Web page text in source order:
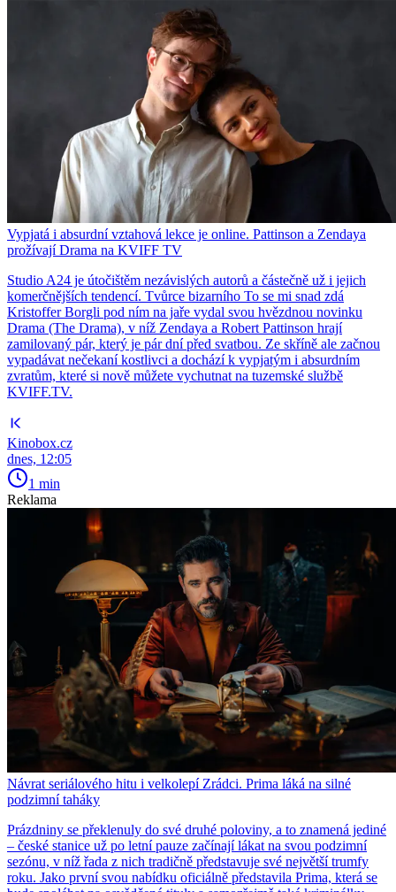
Vypjatá i absurdní vztahová lekce je online. Pattinson a Zendaya
prožívají Drama na KVIFF TV
Studio A24 je útočištěm nezávislých autorů a částečně už i jejich
komerčnějších tendencí. Tvůrce bizarního To se mi snad zdá
Kristoffer Borgli pod ním na jaře vydal svou hvězdnou novinku
Drama (The Drama), v níž Zendaya a Robert Pattinson hrají
zamilovaný pár, který je pár dní před svatbou. Ze skříně ale začnou
vypadávat nečekaní kostlivci a dochází k vypjatým i absurdním
zvratům, které si nově můžete vychutnat na tuzemské službě
KVIFF.TV.
Kinobox.cz
dnes, 12:05
1 min
Reklama
Návrat seriálového hitu i velkolepí Zrádci. Prima láká na silné
podzimní taháky
Prázdniny se překlenuly do své druhé poloviny, a to znamená jediné
– české stanice už po letní pauze začínají lákat na svou podzimní
sezónu, v níž řada z nich tradičně představuje své největší trumfy
roku. Jako první svou nabídku oficiálně představila Prima, která se